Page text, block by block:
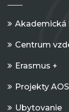
Akademická
Centrum
Erasmus +
Projekty AOS
Ubytovanie